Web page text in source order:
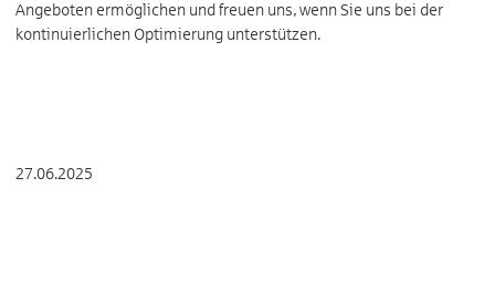
Angeboten ermöglichen und freuen uns, wenn Sie uns bei der
kontinuierlichen Optimierung unterstützen.
27.06.2025